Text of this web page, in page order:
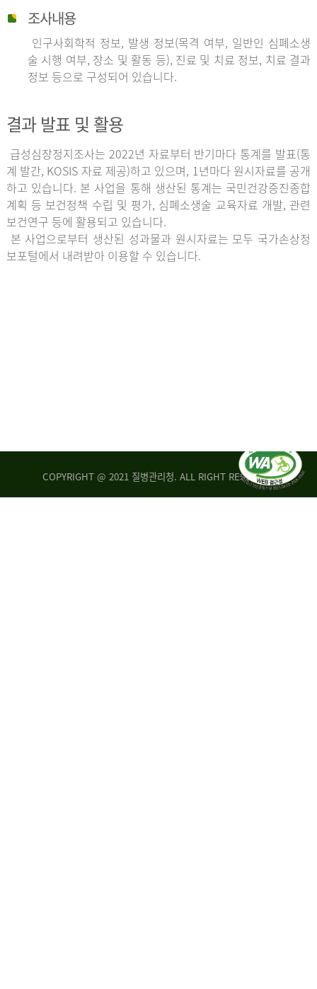
조사내용
인구사회학적 정보, 발생 정보(목격 여부, 일반인 심폐소생
술 시행 여부, 장소 및 활동 등), 진료 및 치료 정보, 치료 결과
정보 등으로 구성되어 있습니다.
결과 발표 및 활용
급성심장정지조사는 2022년 자료부터 반기마다 통계를 발표(통
계 발간, KOSIS 자료 제공)하고 있으며, 1년마다 원시자료를 공개
하고 있습니다. 본 사업을 통해 생산된 통계는 국민건강증진종합
계획 등 보건정책 수립 및 평가, 심폐소생술 교육자료 개발, 관련
보건연구 등에 활용되고 있습니다.
본 사업으로부터 생산된 성과물과 원시자료는 모두 국가손상정
보포털에서 내려받아 이용할 수 있습니다.
COPYRIGHT @ 2021 질병관리청. ALL RIGHT RESERVED